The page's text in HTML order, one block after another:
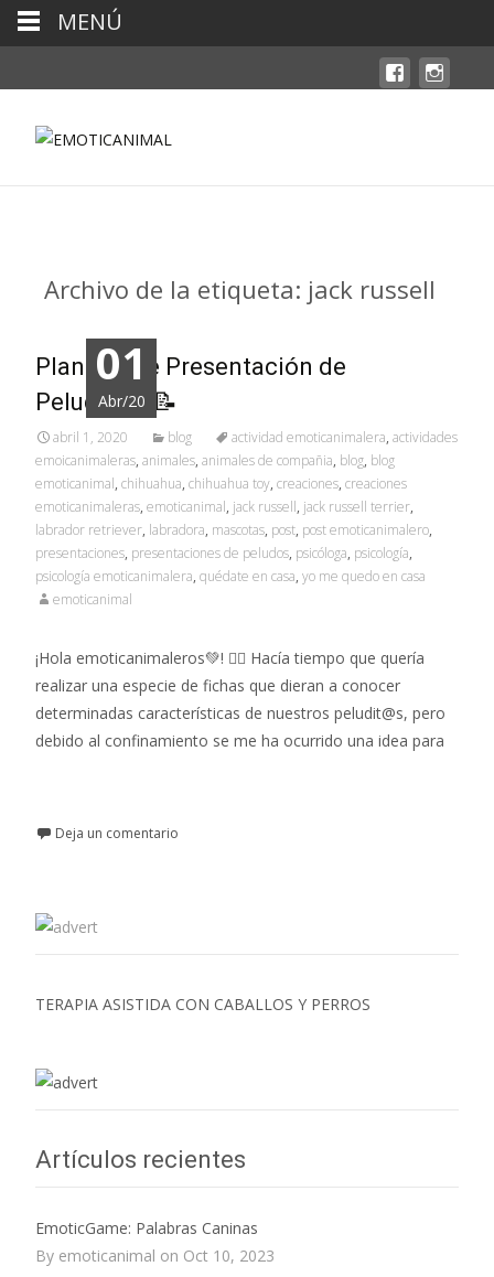
Archivo de la etiqueta: jack russell
01
Abr/20
Plantilla de Presentación de
Peludit@s 📝
abril 1, 2020 blog actividad emoticanimalera, actividades
emoicanimaleras, animales, animales de compañia, blog, blog
emoticanimal, chihuahua, chihuahua toy, creaciones, creaciones
emoticanimaleras, emoticanimal, jack russell, jack russell terrier,
labrador retriever, labradora, mascotas, post, post emoticanimalero,
presentaciones, presentaciones de peludos, psicóloga, psicología,
psicología emoticanimalera, quédate en casa, yo me quedo en casa
emoticanimal
¡Hola emoticanimaleros💚! 👉🏼 Hacía tiempo que quería
realizar una especie de fichas que dieran a conocer
determinadas características de nuestros peludit@s, pero
debido al confinamiento se me ha ocurrido una idea para
Deja un comentario
TERAPIA ASISTIDA CON CABALLOS Y PERROS
Artículos recientes
EmoticGame: Palabras Caninas
By emoticanimal on Oct 10, 2023
MENÚ